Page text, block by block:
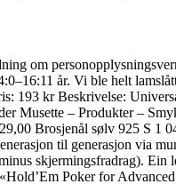
om
år. Vi ble helt
193 kr Beskrivelse:
Musette – Produkter –
Brosjenål sølv 925 S 1
til generasjon via
skjermingsfradrag). Ein
Poker for